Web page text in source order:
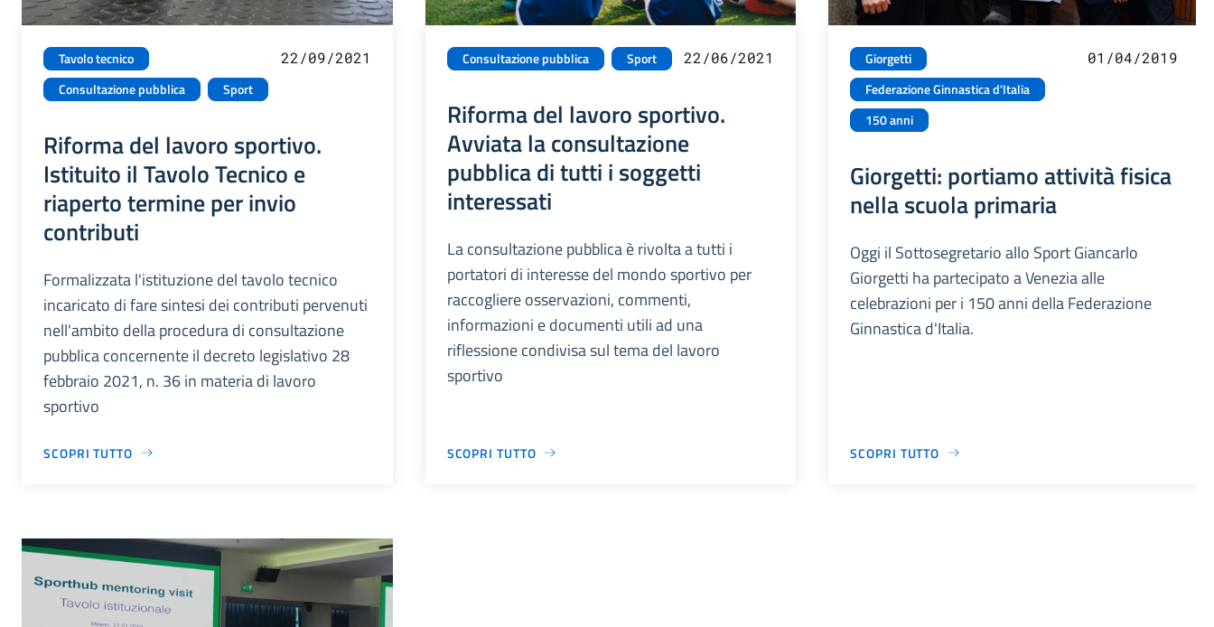
Tavolo tecnico
Consultazione pubblica
Sport
22/09/2021
Riforma del lavoro sportivo.
Istituito il Tavolo Tecnico e
riaperto termine per invio
contributi
Formalizzata l'istituzione del tavolo tecnico
incaricato di fare sintesi dei contributi pervenuti
nell'ambito della procedura di consultazione
pubblica concernente il decreto legislativo 28
febbraio 2021, n. 36 in materia di lavoro
sportivo
SCOPRI TUTTO
Consultazione pubblica Sport 22/06/2021
Riforma del lavoro sportivo.
Avviata la consultazione
pubblica di tutti i soggetti
interessati
La consultazione pubblica è rivolta a tutti i
portatori di interesse del mondo sportivo per
raccogliere osservazioni, commenti,
informazioni e documenti utili ad una
riflessione condivisa sul tema del lavoro
sportivo
SCOPRI TUTTO
Giorgetti
Federazione Ginnastica d'Italia
150 anni
01/04/2019
Giorgetti: portiamo attività fisica
nella scuola primaria
Oggi il Sottosegretario allo Sport Giancarlo
Giorgetti ha partecipato a Venezia alle
celebrazioni per i 150 anni della Federazione
Ginnastica d'Italia.
SCOPRI TUTTO